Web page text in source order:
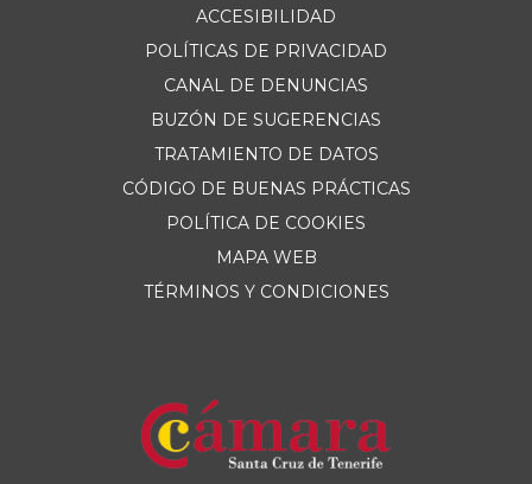
ACCESIBILIDAD
POLÍTICAS DE PRIVACIDAD
CANAL DE DENUNCIAS
BUZÓN DE SUGERENCIAS
TRATAMIENTO DE DATOS
CÓDIGO DE BUENAS PRÁCTICAS
POLÍTICA DE COOKIES
MAPA WEB
TÉRMINOS Y CONDICIONES